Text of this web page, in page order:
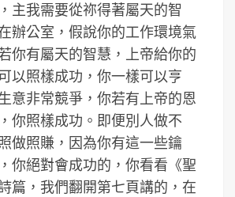
主我需要從祢得著屬天的智
辦公室，假說你的工作環境氣
你有屬天的智慧，上帝給你的
以照樣成功，你一樣可以亨
意非常競爭，你若有上帝的恩
你照樣成功。即便別人做不
做照賺，因為你有這一些鑰
你絕對會成功的，你看看《聖
篇，我們翻開第七頁講的，在